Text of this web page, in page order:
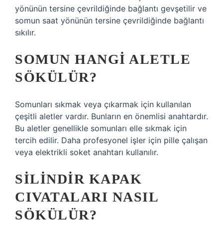
yönünün tersine çevrildiğinde bağlantı gevşetilir ve
somun saat yönünün tersine çevrildiğinde bağlantı
sıkılır.
SOMUN HANGI ALETLE
SÖKÜLÜR?
Somunları sıkmak veya çıkarmak için kullanılan
çeşitli aletler vardır. Bunların en önemlisi anahtardır.
Bu aletler genellikle somunları elle sıkmak için
tercih edilir. Daha profesyonel işler için pille çalışan
veya elektrikli soket anahtarı kullanılır.
SILINDIR KAPAK
CIVATALARI NASIL
SÖKÜLÜR?